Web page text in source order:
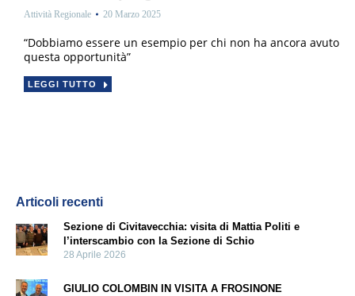
Attività Regionale 20 Marzo 2025
“Dobbiamo essere un esempio per chi non ha ancora avuto
questa opportunità”
LEGGI TUTTO
Articoli recenti
Sezione di Civitavecchia: visita di Mattia Politi e
l’interscambio con la Sezione di Schio
28 Aprile 2026
GIULIO COLOMBIN IN VISITA A FROSINONE